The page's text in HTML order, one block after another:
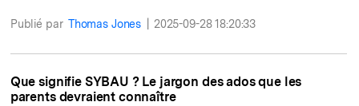
Publié par Thomas Jones 2025-09-28 18:20:33
Que signifie SYBAU ? Le jargon des ados que les
parents devraient connaître